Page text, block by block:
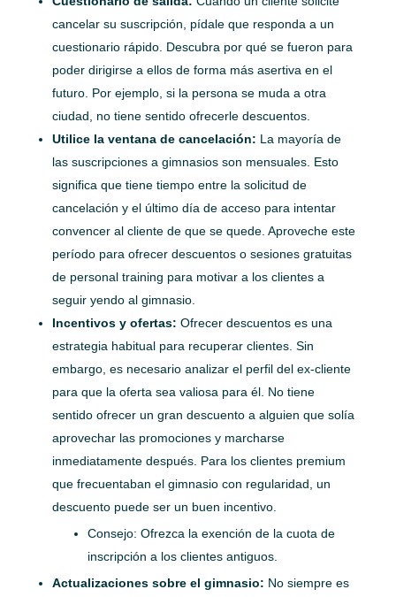
cancelar su suscripción, pídale que responda a un
cuestionario rápido. Descubra por qué se fueron para
poder dirigirse a ellos de forma más asertiva en el
futuro. Por ejemplo, si la persona se muda a otra
ciudad, no tiene sentido ofrecerle descuentos.
Utilice la ventana de cancelación: La mayoría de
las suscripciones a gimnasios son mensuales. Esto
significa que tiene tiempo entre la solicitud de
cancelación y el último día de acceso para intentar
convencer al cliente de que se quede. Aproveche este
período para ofrecer descuentos o sesiones gratuitas
de personal training para motivar a los clientes a
seguir yendo al gimnasio.
Incentivos y ofertas: Ofrecer descuentos es una
estrategia habitual para recuperar clientes. Sin
embargo, es necesario analizar el perfil del ex-cliente
para que la oferta sea valiosa para él. No tiene
sentido ofrecer un gran descuento a alguien que solía
aprovechar las promociones y marcharse
inmediatamente después. Para los clientes premium
que frecuentaban el gimnasio con regularidad, un
descuento puede ser un buen incentivo.
Consejo: Ofrezca la exención de la cuota de
inscripción a los clientes antiguos.
Actualizaciones sobre el gimnasio: No siempre es